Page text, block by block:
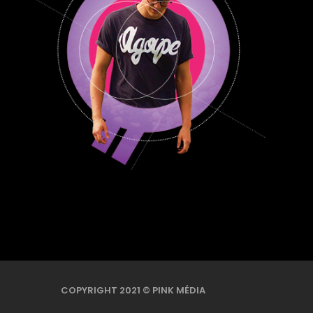
COPYRIGHT 2021 © PINK MÉDIA